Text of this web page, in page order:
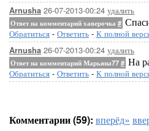
Arnusha 26-07-2013-00:24 удалить
Ответ на комментарий хаверочка #
Обратиться - Ответить - К полной
Arnusha 26-07-2013-00:24 удалить
Ответ на комментарий Марьяна77 # На
Обратиться - Ответить - К полной
Комментарии (59): вперёд»